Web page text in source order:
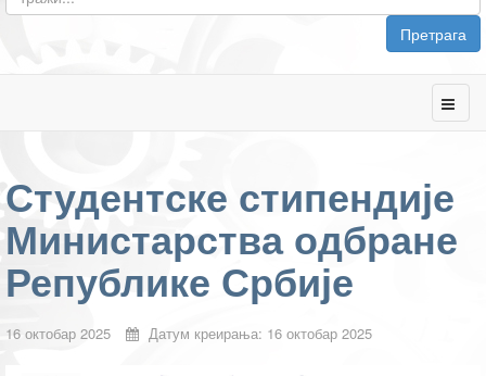
Претрага
Студентске стипендије
Министарства одбране
Републике Србије
16 октобар 2025 Датум креирања: 16 октобар 2025